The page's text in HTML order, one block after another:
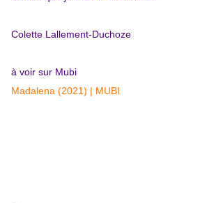
Colette Lallement-Duchoze
à voir sur Mubi
Madalena (2021) | MUBI